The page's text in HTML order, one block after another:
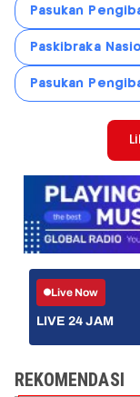
Pasukan
Paskibraka
Pasukan
Live Now
LIVE 24 JAM